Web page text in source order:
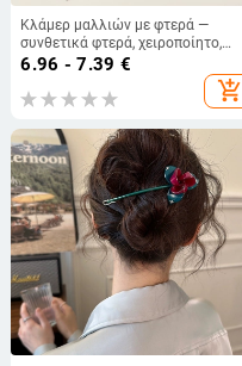
Κλάμερ μαλλιών με φτερά —
συνθετικά φτερά, χειροποίητο,
κλάμερ με κράτημα, για γυναίκες
6.96 - 7.39 €
add_shopping_cart